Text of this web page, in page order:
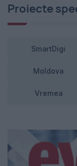
Proiecte
SmartDigi
Moldova
Vremea